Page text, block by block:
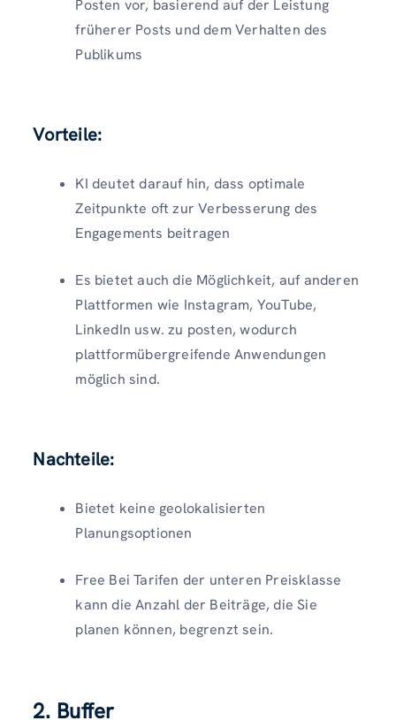
Posten vor, basierend auf der Leistung
früherer Posts und dem Verhalten des
Publikums
Vorteile:
KI deutet darauf hin, dass optimale
Zeitpunkte oft zur Verbesserung des
Engagements beitragen
Es bietet auch die Möglichkeit, auf anderen
Plattformen wie Instagram, YouTube,
LinkedIn usw. zu posten, wodurch
plattformübergreifende Anwendungen
möglich sind.
Nachteile:
Bietet keine geolokalisierten
Planungsoptionen
Free Bei Tarifen der unteren Preisklasse
kann die Anzahl der Beiträge, die Sie
planen können, begrenzt sein.
2. Buffer